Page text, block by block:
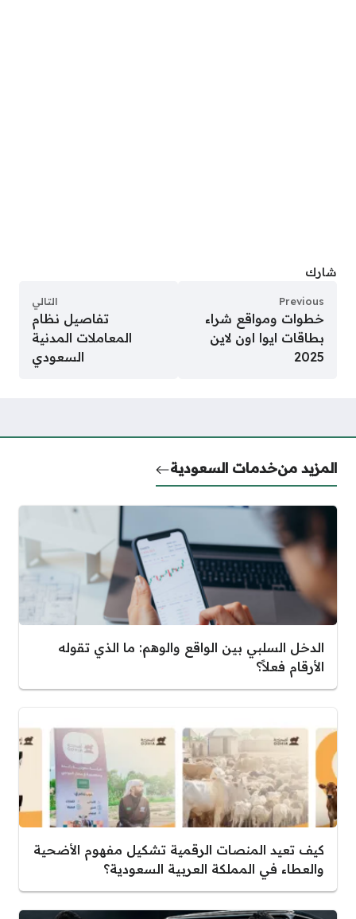
شارك
Previous
خطوات ومواقع شراء
بطاقات ايوا اون لاين
2025
التالي
تفاصيل نظام
المعاملات المدنية
السعودي
المزيد منخدمات السعودية
الدخل السلبي بين الواقع والوهم: ما الذي تقوله
الأرقام فعلاً؟
كيف تعيد المنصات الرقمية تشكيل مفهوم الأضحية
والعطاء في المملكة العربية السعودية؟